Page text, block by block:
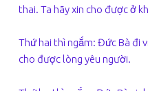
thai. Ta hãy xin cho được ở
Thứ hai thì ngắm: Đức Bà đi
cho được lòng yêu người.